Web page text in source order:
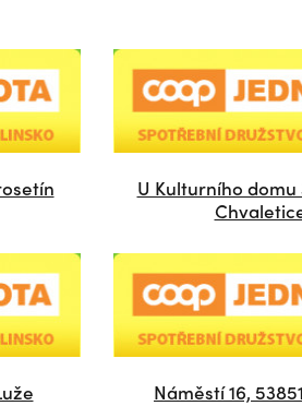
U Kulturního domu
Náměstí 16,